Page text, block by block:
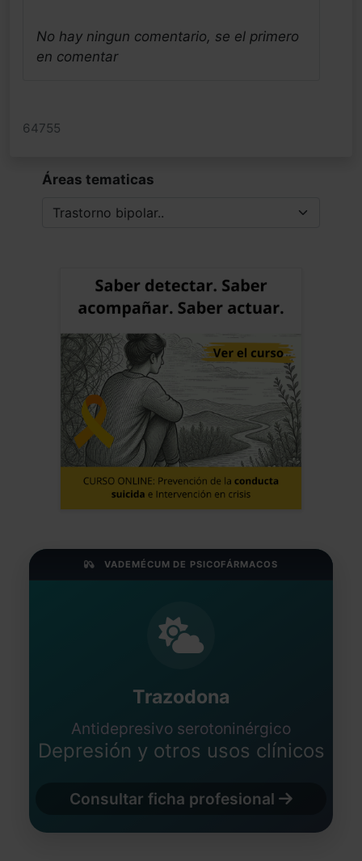
No hay ningun comentario, se el primero
en comentar
64755
Áreas tematicas
VADEMÉCUM DE PSICOFÁRMACOS
Trazodona
Antidepresivo serotoninérgico
Depresión y otros usos clínicos
Consultar ficha profesional